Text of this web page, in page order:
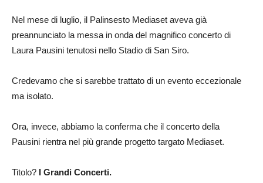
Nel mese di luglio, il Palinsesto Mediaset aveva già
preannunciato la messa in onda del magnifico concerto di
Laura Pausini tenutosi nello Stadio di San Siro.
Credevamo che si sarebbe trattato di un evento eccezionale
ma isolato.
Ora, invece, abbiamo la conferma che il concerto della
Pausini rientra nel più grande progetto targato Mediaset.
Titolo? I Grandi Concerti.